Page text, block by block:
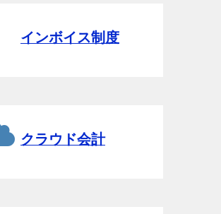
インボイス制度
クラウド会計